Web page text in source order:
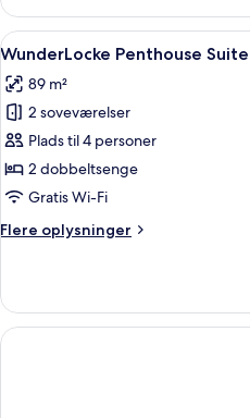
Bedroom
Penthouse
Suite
Indlæs
alle
billeder
af
WunderLocke
Penthouse
Suite
8
WunderLocke Penthouse Suite
89 m²
2 soveværelser
Plads til 4 personer
2 dobbeltsenge
Gratis Wi-Fi
Flere oplysninger
Flere
Penthouse
Suite